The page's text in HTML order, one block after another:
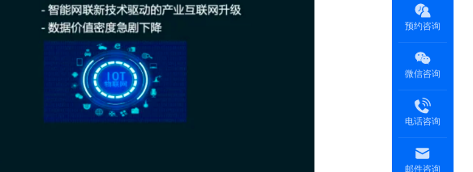
预约咨询
微信咨询
电话咨询
邮件咨询